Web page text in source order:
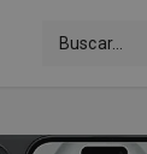
Buscar...